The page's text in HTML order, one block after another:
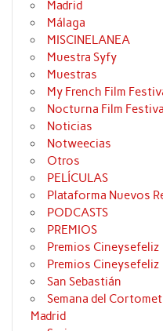
Madrid
Málaga
MISCINELANEA
Muestra Syfy
Muestras
My French Film
Nocturna Film Festival
Noticias
Notweecias
Otros
PELÍCULAS
Plataforma Nuevos
PODCASTS
PREMIOS
Premios Cineysefeliz
Premios Cineysefeliz
San Sebastián
Semana del
Madrid